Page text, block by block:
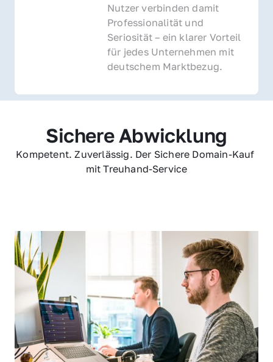
Nutzer verbinden damit
Professionalität und
Seriosität – ein klarer Vorteil
für jedes Unternehmen mit
deutschem Marktbezug.
Sichere Abwicklung
Kompetent. Zuverlässig. Der Sichere Domain-Kauf
mit Treuhand-Service